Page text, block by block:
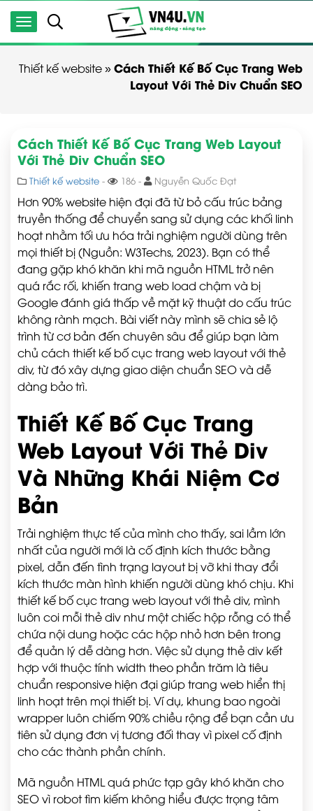
Thiết kế website»Cách Thiết Kế Bố Cục Trang Web
Layout Với Thẻ Div Chuẩn SEO
Cách Thiết Kế Bố Cục Trang Web Layout
Với Thẻ Div Chuẩn SEO
Thiết kế website - 186 - Nguyễn Quốc Đạt
Hơn 90% website hiện đại đã từ bỏ cấu trúc bảng
truyền thống để chuyển sang sử dụng các khối linh
hoạt nhằm tối ưu hóa trải nghiệm người dùng trên
mọi thiết bị (Nguồn: W3Techs, 2023). Bạn có thể
đang gặp khó khăn khi mã nguồn HTML trở nên
quá rắc rối, khiến trang web load chậm và bị
Google đánh giá thấp về mặt kỹ thuật do cấu trúc
không rành mạch. Bài viết này mình sẽ chia sẻ lộ
trình từ cơ bản đến chuyên sâu để giúp bạn làm
chủ cách thiết kế bố cục trang web layout với thẻ
div, từ đó xây dựng giao diện chuẩn SEO và dễ
dàng bảo trì.
Thiết Kế Bố Cục Trang
Web Layout Với Thẻ Div
Và Những Khái Niệm Cơ
Bản
Trải nghiệm thực tế của mình cho thấy, sai lầm lớn
nhất của người mới là cố định kích thước bằng
pixel, dẫn đến tình trạng layout bị vỡ khi thay đổi
kích thước màn hình khiến người dùng khó chịu. Khi
thiết kế bố cục trang web layout với thẻ div, mình
luôn coi mỗi thẻ div như một chiếc hộp rỗng có thể
chứa nội dung hoặc các hộp nhỏ hơn bên trong
để quản lý dễ dàng hơn. Việc sử dụng thẻ div kết
hợp với thuộc tính width theo phần trăm là tiêu
chuẩn responsive hiện đại giúp trang web hiển thị
linh hoạt trên mọi thiết bị. Ví dụ, khung bao ngoài
wrapper luôn chiếm 90% chiều rộng để bạn cần ưu
tiên sử dụng đơn vị tương đối thay vì pixel cố định
cho các thành phần chính.
Mã nguồn HTML quá phức tạp gây khó khăn cho
SEO vì robot tìm kiếm không hiểu được trọng tâm